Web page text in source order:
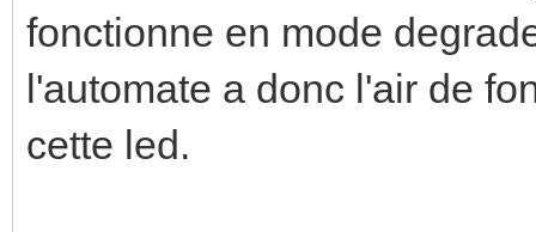
fonctionne en mode
l'automate a donc l'air de
cette led.